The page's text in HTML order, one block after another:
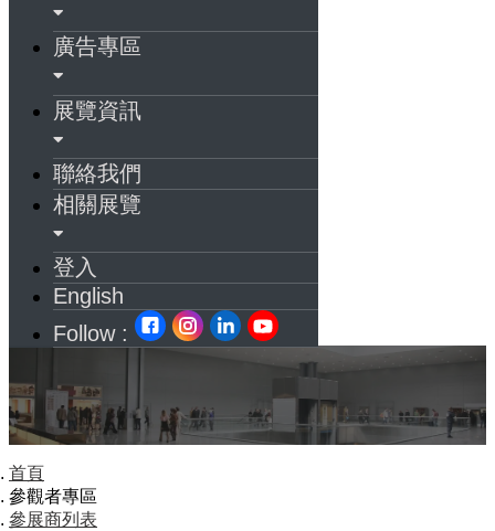
廣告專區
展覽資訊
聯絡我們
相關展覽
登入
English
Follow :
首頁
參觀者專區
參展商列表